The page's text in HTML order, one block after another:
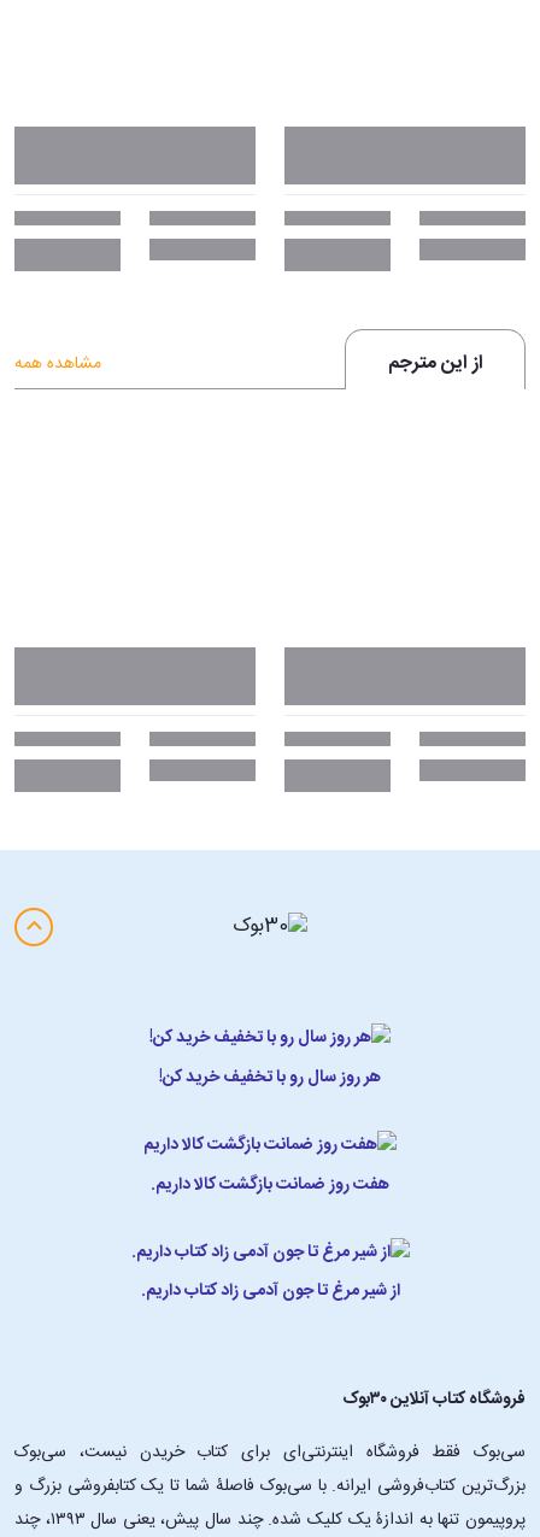
از این مترجم مشاهده همه
هر روز سال رو با تخفیف خرید کن!
هفت روز ضمانت بازگشت کالا داریم.
از شیر مرغ تا جون آدمی زاد کتاب داریم.
فروشگاه کتاب آنلاین ۳۰بوک
سی‌بوک فقط فروشگاه اینترنتی‌ای برای کتاب خریدن نیست، سی‌بوک
بزرگ‌ترین کتاب‌فروشی ایرانه. با سی‌بوک فاصلۀ شما تا یک کتابفروشی بزرگ و
پروپیمون تنها به اندازۀ یک کلیک شده. چند سال پیش، یعنی سال ۱۳۹۳، چند